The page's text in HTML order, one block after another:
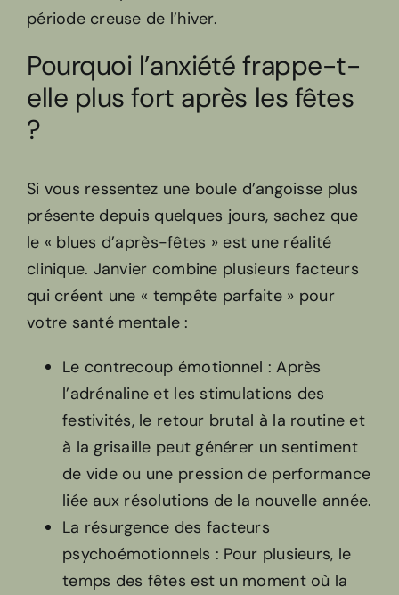
période creuse de l’hiver.
Pourquoi l’anxiété frappe-t-
elle plus fort après les fêtes
?
Si vous ressentez une boule d’angoisse plus
présente depuis quelques jours, sachez que
le « blues d’après-fêtes » est une réalité
clinique. Janvier combine plusieurs facteurs
qui créent une « tempête parfaite » pour
votre santé mentale :
Le contrecoup émotionnel : Après
l’adrénaline et les stimulations des
festivités, le retour brutal à la routine et
à la grisaille peut générer un sentiment
de vide ou une pression de performance
liée aux résolutions de la nouvelle année.
La résurgence des facteurs
psychoémotionnels : Pour plusieurs, le
temps des fêtes est un moment où la